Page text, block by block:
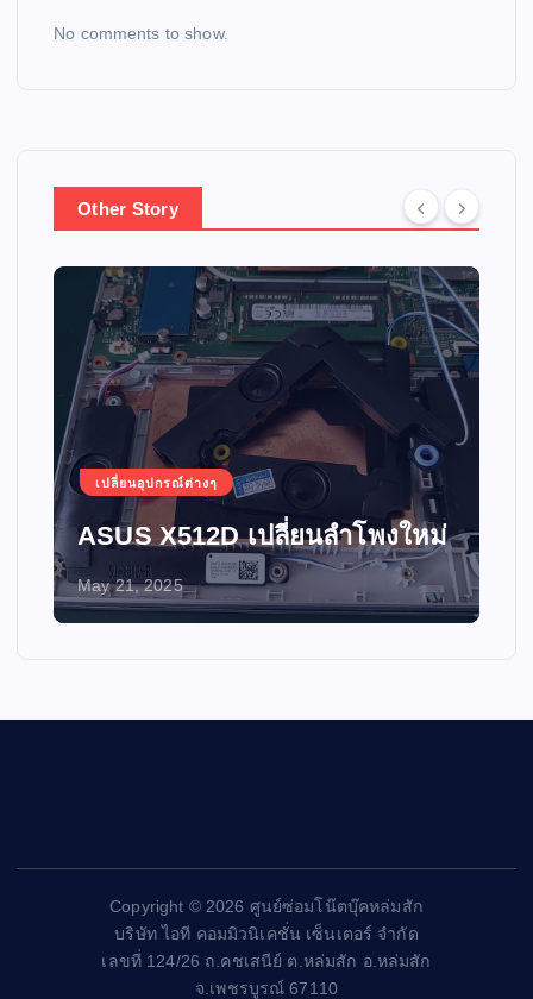
No comments to show.
Other Story
เปลี่ยนอุปกรณ์ต่างๆ
ASUS X512D เปลี่ยนลำโพงใหม่
May 21, 2025
Copyright © 2026 ศูนย์ซ่อมโน๊ตบุ๊คหล่มสัก
บริษัท ไอที คอมมิวนิเคชั่น เซ็นเตอร์ จำกัด
เลขที่ 124/26 ถ.คชเสนีย์ ต.หล่มสัก อ.หล่มสัก
จ.เพชรบูรณ์ 67110